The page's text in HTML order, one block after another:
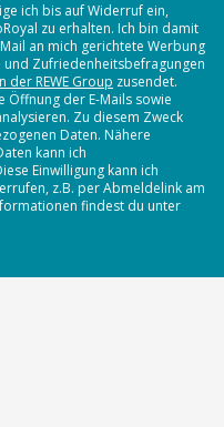
ich bis auf Widerruf ein,
zu erhalten. Ich bin damit
an mich gerichtete Werbung
und Zufriedenheitsbefragungen
der REWE Group zusendet.
der E-Mails sowie
Zu diesem Zweck
Daten. Nähere
kann ich
Einwilligung kann ich
z.B. per Abmeldelink am
findest du unter